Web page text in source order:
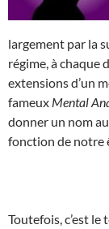
largement par la
régime, à chaque
extensions d’un
fameux Mental
donner un nom
fonction de notre
Toutefois, c’est